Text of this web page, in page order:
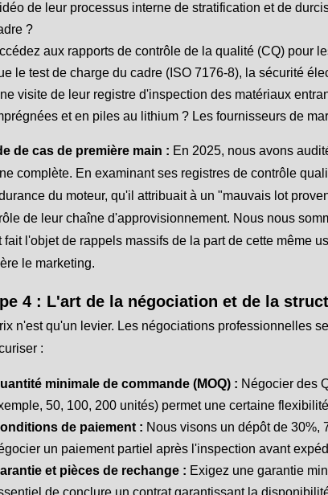
de leur processus interne de stratification et de
?
aux rapports de contrôle de la qualité (CQ) pour
le test de charge du cadre (ISO 7176-8), la sécurité
visite de leur registre d'inspection des matériaux
et en piles au lithium ? Les fournisseurs de
de cas de première main : En 2025, nous avons
complète. En examinant ses registres de contrôle
du moteur, qu'il attribuait à un "mauvais lot
de leur chaîne d'approvisionnement. Nous nous
fait l'objet de rappels massifs de la part de cette même
le marketing.
4 : L'art de la négociation et de la
n'est qu'un levier. Les négociations professionnelles
:
minimale de commande (MOQ) : Négocier des
50, 100, 200 unités) permet une certaine
de paiement : Nous visons un dépôt de 30%,
un paiement partiel après l'inspection avant
et pièces de rechange : Exigez une garantie
de conclure un contrat garantissant la